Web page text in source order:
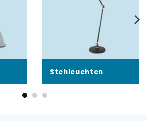
Stehleuchten